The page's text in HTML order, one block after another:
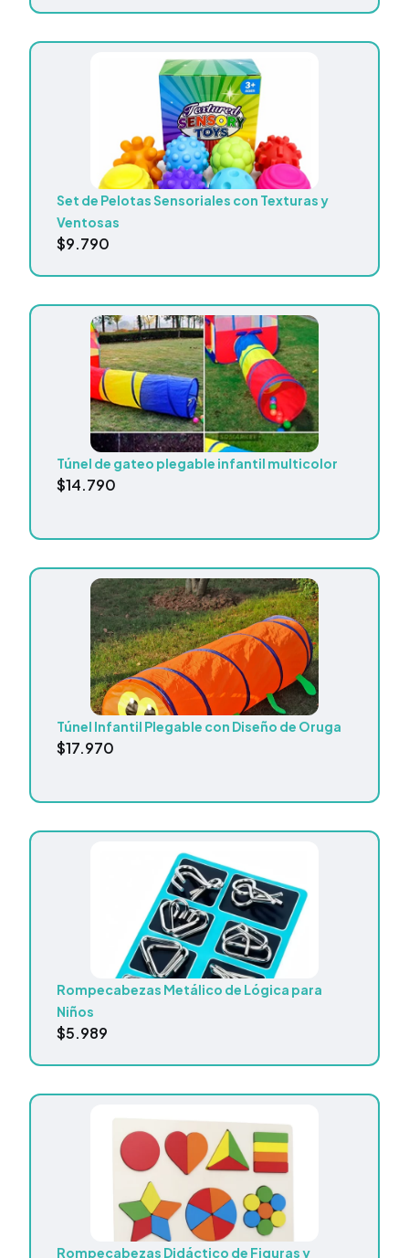
Set de Pelotas Sensoriales con Texturas y
Ventosas
$9.790
Túnel de gateo plegable infantil multicolor
$14.790
Túnel Infantil Plegable con Diseño de Oruga
$17.970
Rompecabezas Metálico de Lógica para
Niños
$5.989
Rompecabezas Didáctico de Figuras y